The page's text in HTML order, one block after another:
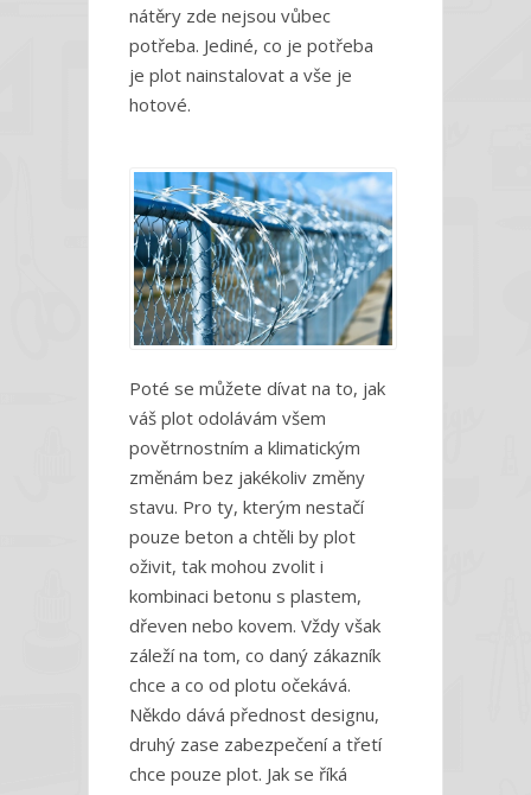
nátěry zde nejsou vůbec
potřeba. Jediné, co je potřeba
je plot nainstalovat a vše je
hotové.
Poté se můžete dívat na to, jak
váš plot odolávám všem
povětrnostním a klimatickým
změnám bez jakékoliv změny
stavu. Pro ty, kterým nestačí
pouze beton a chtěli by plot
oživit, tak mohou zvolit i
kombinaci betonu s plastem,
dřeven nebo kovem. Vždy však
záleží na tom, co daný zákazník
chce a co od plotu očekává.
Někdo dává přednost designu,
druhý zase zabezpečení a třetí
chce pouze plot. Jak se říká